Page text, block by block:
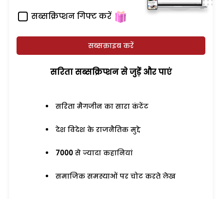
सब्सक्रिप्शन गिफ्ट करें
सब्सक्राइब करें
सरिता सब्सक्रिप्शन से जुड़ेें और पाएं
सरिता मैगजीन का सारा कंटेंट
देश विदेश के राजनैतिक मुद्दे
7000 से ज्यादा कहानियां
समाजिक समस्याओं पर चोट करते लेख